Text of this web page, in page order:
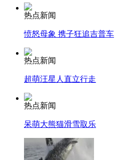
热点新闻
愤怒母象 携子狂追吉普车
热点新闻
超萌汪星人直立行走
热点新闻
呆萌大熊猫滑雪取乐